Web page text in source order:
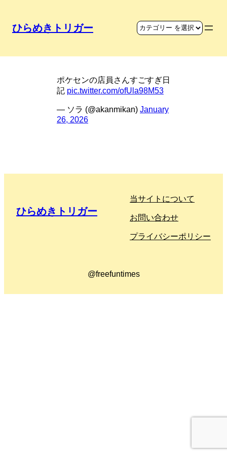
ひらめきトリガー
ポケセンの店員さんすごすぎ日
記 pic.twitter.com/ofUla98M53
— ソラ (@akanmikan) January
26, 2026
ひらめきトリガー
当サイトについて
お問い合わせ
プライバシーポリシー
@freefuntimes